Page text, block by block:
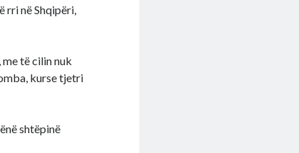
rri në Shqipëri,
të cilin nuk
kurse tjetri
shtëpinë